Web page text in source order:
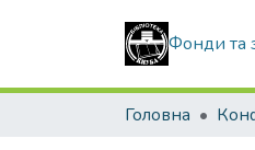
Фонди та
Головна